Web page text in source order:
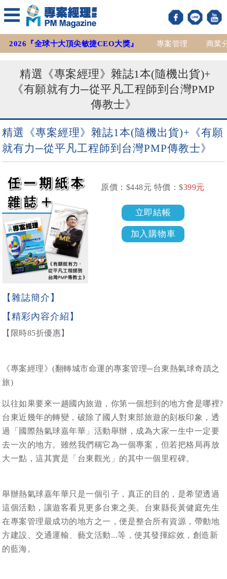
2026『全球十大頂尖敏捷CEO大獎』 專案管理 商業
精選《專案經理》雜誌1本(隨機出貨)+
《有願就有力─從平凡工程師到台灣PMP
傳教士》
精選《專案經理》雜誌1本(隨機出貨)+《有願
就有力─從平凡工程師到台灣PMP傳教士》
原價：$448元 特價：$399元
【雜誌簡介】
【精彩內容介紹】
【限時85折優惠】
《專案經理》(翻轉城市命運的專案管理─台東熱氣球奇蹟之
旅)
以往如果要來一趟國內旅遊，你第一個想到的地方會是哪裡?
台東近幾年的轉變，破除了國人對東部旅遊的刻板印象，透
過「國際熱氣球嘉年華」活動舉辦，成為大家一生中一定要
去一次的地方。雖然我們稱它為一個專案，但若把格局再放
大一點，這其實是「台東觀光」的其中一個里程碑。
舉辦熱氣球嘉年華只是一個引子，真正的目的，是希望透過
這個活動，讓遊客看見更多台東之美。台東縣長黃健庭先生
在專案管理最成功的地方之一，便是整合所有資源，帶動地
方建設、交通運輸、藝文活動...等，使其發揮綜效，創造新
的藍海。